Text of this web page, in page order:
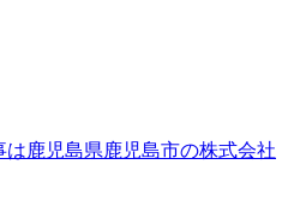
鹿児島県鹿児島市の株式会社